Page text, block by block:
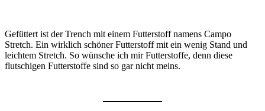
Gefüttert ist der Trench mit einem Futterstoff namens Campo
Stretch. Ein wirklich schöner Futterstoff mit ein wenig Stand und
leichtem Stretch. So wünsche ich mir Futterstoffe, denn diese
flutschigen Futterstoffe sind so gar nicht meins.